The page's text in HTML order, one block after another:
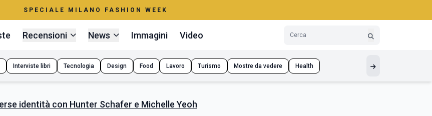
SPECIALE MILANO FASHION WEEK
Recensioni News Immagini Video
Interviste libri Tecnologia Design Food Lavoro Turismo Mostre da vedere Health
identità con Hunter Schafer e Michelle Yeoh